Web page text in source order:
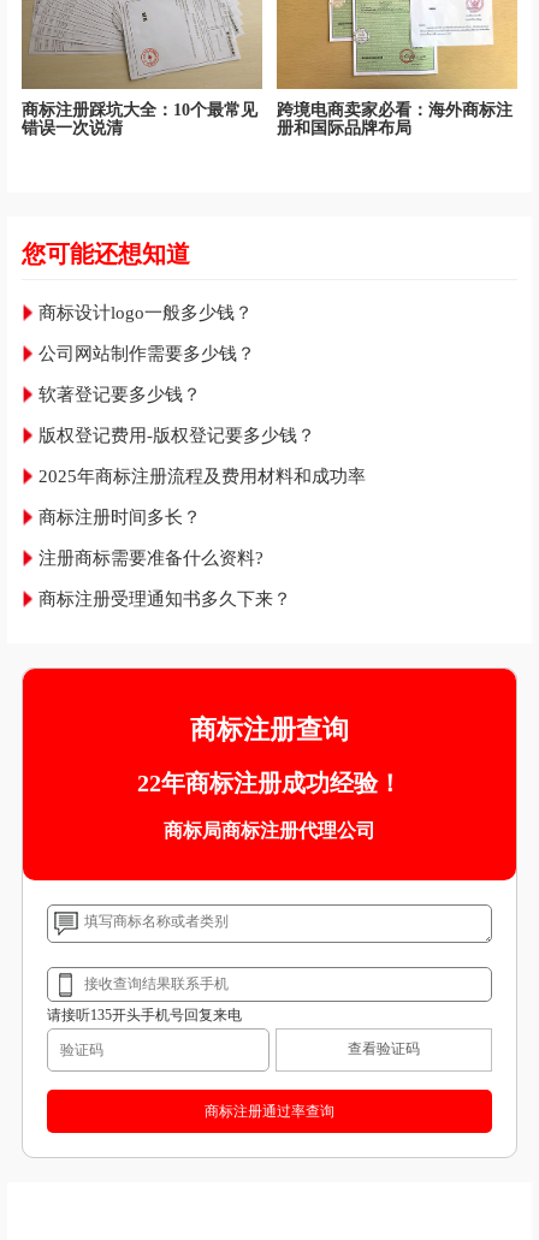
商标注册踩坑大全：10个最常见
错误一次说清
跨境电商卖家必看：海外商标注
册和国际品牌布局
您可能还想知道
商标设计logo一般多少钱？
公司网站制作需要多少钱？
软著登记要多少钱？
版权登记费用-版权登记要多少钱？
2025年商标注册流程及费用材料和成功率
商标注册时间多长？
注册商标需要准备什么资料?
商标注册受理通知书多久下来？
商标注册查询
22年商标注册成功经验！
商标局商标注册代理公司
请接听135开头手机号回复来电
查看验证码